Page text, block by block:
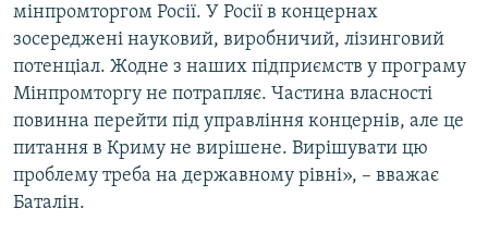
мінпромторгом Росії. У Росії в концернах
зосереджені науковий, виробничий, лізинговий
потенціал. Жодне з наших підприємств у програму
Мінпромторгу не потрапляє. Частина власності
повинна перейти під управління концернів, але це
питання в Криму не вирішене. Вирішувати цю
проблему треба на державному рівні», – вважає
Баталін.